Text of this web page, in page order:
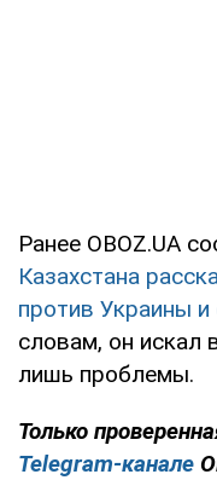
Ранее OBOZ.UA
Казахстана
против Украины и
словам, он искал
лишь проблемы.
Только
Telegram-канале